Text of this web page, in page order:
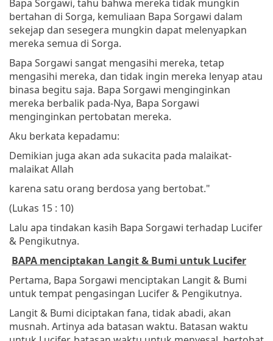
Bapa Sorgawi, tahu bahwa mereka tidak mungkin
bertahan di Sorga, kemuliaan Bapa Sorgawi dalam
sekejap dan sesegera mungkin dapat melenyapkan
mereka semua di Sorga.
Bapa Sorgawi sangat mengasihi mereka, tetap
mengasihi mereka, dan tidak ingin mereka lenyap atau
binasa begitu saja. Bapa Sorgawi menginginkan
mereka berbalik pada-Nya, Bapa Sorgawi
menginginkan pertobatan mereka.
Aku berkata kepadamu:
Demikian juga akan ada sukacita pada malaikat-
malaikat Allah
karena satu orang berdosa yang bertobat."
(Lukas 15 : 10)
Lalu apa tindakan kasih Bapa Sorgawi terhadap Lucifer
& Pengikutnya.
BAPA menciptakan Langit & Bumi untuk Lucifer
Pertama, Bapa Sorgawi menciptakan Langit & Bumi
untuk tempat pengasingan Lucifer & Pengikutnya.
Langit & Bumi diciptakan fana, tidak abadi, akan
musnah. Artinya ada batasan waktu. Batasan waktu